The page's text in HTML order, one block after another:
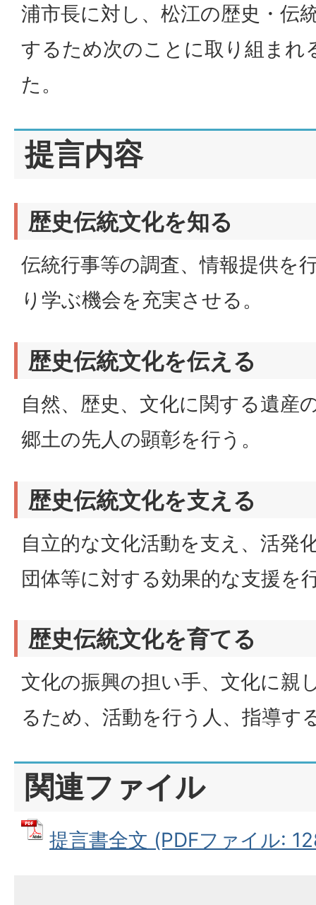
浦市長に対し、松江の歴史・伝
するため次のことに取り組まれ
た。
提言内容
歴史伝統文化を知る
伝統行事等の調査、情報提供を
り学ぶ機会を充実させる。
歴史伝統文化を伝える
自然、歴史、文化に関する遺産
郷土の先人の顕彰を行う。
歴史伝統文化を支える
自立的な文化活動を支え、活発
団体等に対する効果的な支援を
歴史伝統文化を育てる
文化の振興の担い手、文化に親
るため、活動を行う人、指導す
関連ファイル
提言書全文 (PDFファイル: